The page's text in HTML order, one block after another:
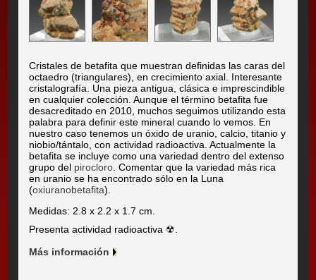
Cristales de betafita que muestran definidas las caras del
octaedro (triangulares), en crecimiento axial. Interesante
cristalografía. Una pieza antigua, clásica e imprescindible
en cualquier colección. Aunque el término betafita fue
desacreditado en 2010, muchos seguimos utilizando esta
palabra para definir este mineral cuando lo vemos. En
nuestro caso tenemos un óxido de uranio, calcio, titanio y
niobio/tántalo, con actividad radioactiva. Actualmente la
betafita se incluye como una variedad dentro del extenso
grupo del pirocloro . Comentar que la variedad más rica
en uranio se ha encontrado sólo en la Luna
(oxiuranobetafita).
Medidas: 2.8 x 2.2 x 1.7 cm.
Presenta actividad radioactiva ☢.
Más información